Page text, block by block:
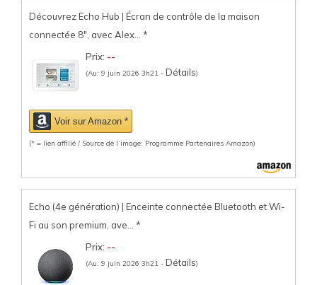
Découvrez Echo Hub | Écran de contrôle de la maison
connectée 8", avec Alex... *
Prix: --
(Au: 9 juin 2026 3h21 - Détails)
Voir sur Amazon *
(* = lien affilié / Source de l’image: Programme Partenaires Amazon)
Echo (4e génération) | Enceinte connectée Bluetooth et Wi-
Fi au son premium, ave... *
Prix: --
(Au: 9 juin 2026 3h21 - Détails)